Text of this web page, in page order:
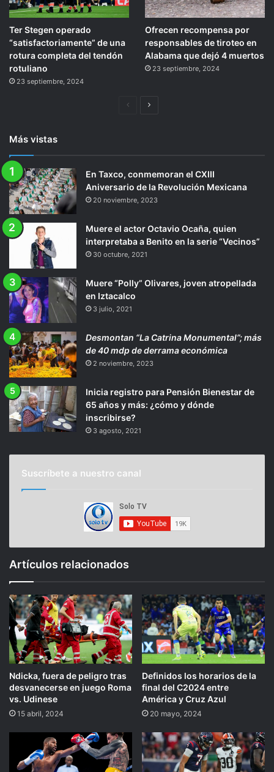
Ter Stegen operado
“satisfactoriamente” de una
rotura completa del tendón
rotuliano
23 septiembre, 2024
Ofrecen recompensa por
responsables de tiroteo en
Alabama que dejó 4 muertos
23 septiembre, 2024
PáginaSiguiente
Más vistas
En Taxco, conmemoran el CXIII
Aniversario de la Revolución Mexicana
20 noviembre, 2023
Muere el actor Octavio Ocaña, quien
interpretaba a Benito en la serie “Vecinos”
30 octubre, 2021
Muere “Polly” Olivares, joven atropellada
en Iztacalco
3 julio, 2021
Desmontan “La Catrina Monumental”; más
de 40 mdp de derrama económica
2 noviembre, 2023
Inicia registro para Pensión Bienestar de
65 años y más: ¿cómo y dónde
inscribirse?
3 agosto, 2021
Suscríbete a nuestro canal
Artículos relacionados
Ndicka, fuera de peligro tras
desvanecerse en juego Roma
vs. Udinese
15 abril, 2024
Definidos los horarios de la
final del C2024 entre
América y Cruz Azul
20 mayo, 2024